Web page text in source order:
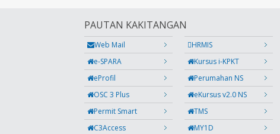
PAUTAN KAKITANGAN
Web Mail
HRMIS
e-SPARA
Kursus i-KPKT
eProfil
Perumahan NS
OSC 3 Plus
eKursus v2.0 NS
Permit Smart
TMS
C3Access
MY1D